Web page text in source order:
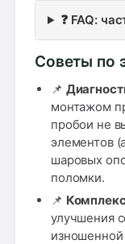
❓ FAQ:
Советы по
📌
монтажом
пробои не
элементов
шаровых
поломки.
📌
улучшения
изношенной